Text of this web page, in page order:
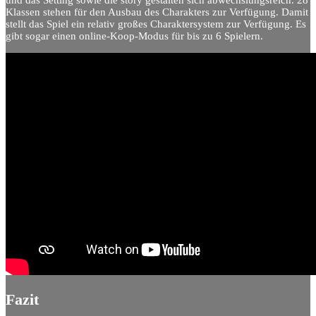
Klassen stehen für den Ausbau des Charakters zur Verfügung. Damit
stellt das Spiel ein relativ großes Charaktersystem zur Verfügung. Es
gibt sogar einen online-Koop-Modus für bis zu 6 Spielern.
Fazit